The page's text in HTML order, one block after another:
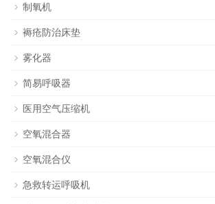
制氧机
褥疮防治床垫
雾化器
简易呼吸器
医用空气压缩机
空氧混合器
空氧混合仪
急救转运呼吸机